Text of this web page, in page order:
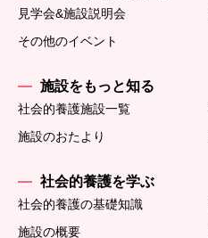
見学会&施設説明会
その他のイベント
施設をもっと知る
社会的養護施設一覧
施設のおたより
社会的養護を学ぶ
社会的養護の基礎知識
施設の概要